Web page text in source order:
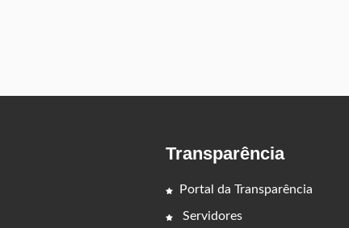
Transparência
Portal da Transparência
Servidores